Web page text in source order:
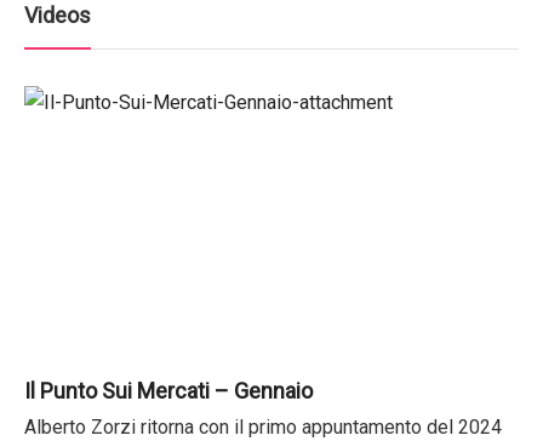
Videos
Il Punto Sui Mercati – Gennaio
Alberto Zorzi ritorna con il primo appuntamento del 2024